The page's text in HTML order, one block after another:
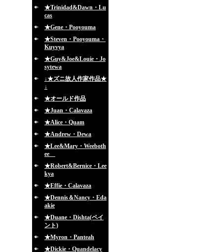
★Trinidad&Dawn・Lu
cas
★Gene・Pooyouma
★Steven・Pooyouma・
Kuyvya
★Guy&Joe&Louie・Jo
sytewa
↓★ズニ故人作家作品★
↓
★オールド作品
★Juan・Calavaza
★Alice・Quam
★Andrew・Dewa
★Lee&Mary・Weeboth
ee
★Robert&Bernice・Lee
kya
★Effie・Calavaza
★Dennis＆Nancy・Eda
akie
★Duane・Dishta(ペイ
ント)
★Myron・Panteah
★Dickie・Quandelacy